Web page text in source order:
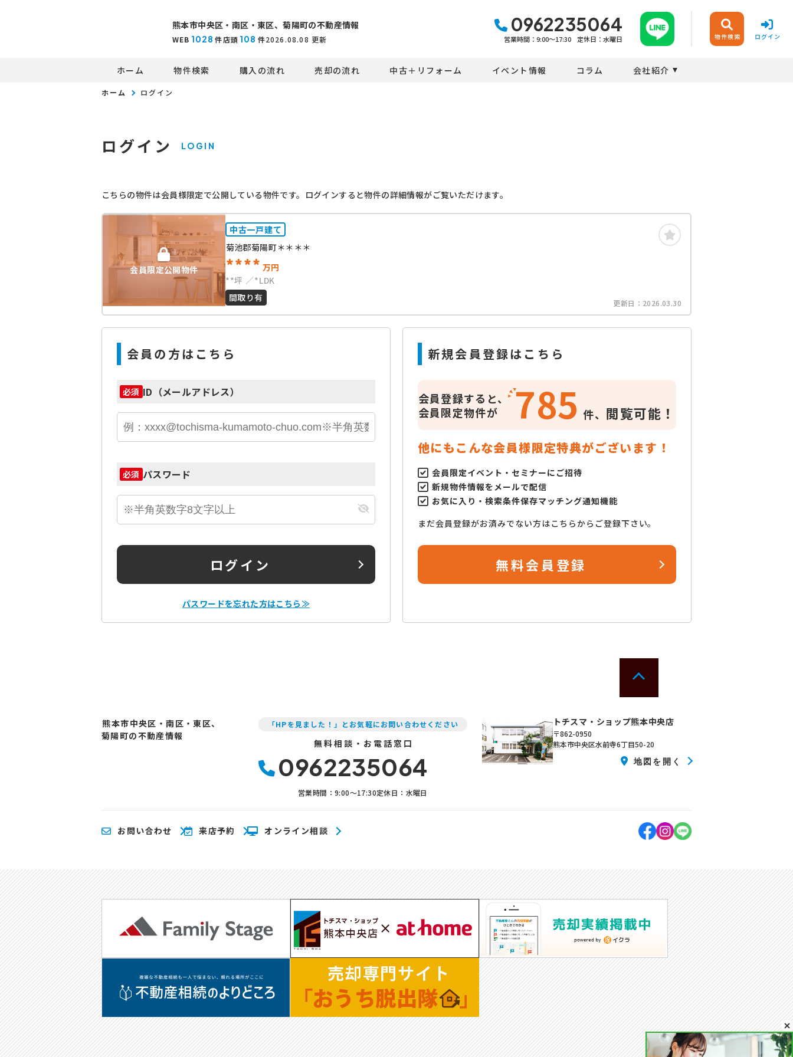
熊本市中央区・南区・東区、菊陽町の不動産情報
WEB 1028 件店頭 108 件2026.08.08 更新
0962235064
営業時間：9:00〜17:30 定休日：水曜日 物件検索 ログイン
ホーム 物件検索 購入の流れ 売却の流れ 中古＋リフォーム イベント情報 コラム 会社紹介
ホーム ログイン
ログイン LOGIN
こちらの物件は会員様限定で公開している物件です。ログインすると物件の詳細情報がご覧いただけます。
会員限定公開物件
中古一戸建て
菊池郡菊陽町＊＊＊＊
**** 万円
**坪
*LDK
間取り有
更新日： 2026.03.30
会員の方はこちら
必須 ID（メールアドレス）
必須 パスワード
ログイン
パスワードを忘れた方はこちら≫
新規会員登録はこちら
会員登録すると、
会員限定物件が
785 件、 閲覧可能！
他にもこんな会員様限定特典がございます！
会員限定イベント・セミナーにご招待
新規物件情報をメールで配信
お気に入り・検索条件保存マッチング通知機能
まだ会員登録がお済みでない方はこちらからご登録下さい。
無料会員登録
熊本市中央区・南区・東区、
菊陽町の不動産情報
「HPを見ました！」とお気軽にお問い合わせください
無料相談・お電話窓口
0962235064
営業時間：9:00〜17:30定休日：水曜日
トチスマ・ショップ熊本中央店
〒862-0950
熊本市中央区水前寺6丁目50-20
地図を開く
お問い合わせ 来店予約 オンライン相談